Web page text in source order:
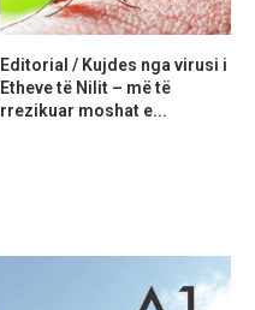
Editorial / Kujdes nga virusi i
Etheve të Nilit – më të
rrezikuar moshat e...